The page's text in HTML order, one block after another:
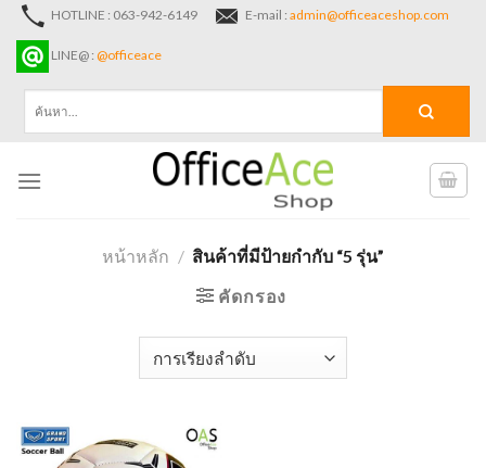
Skip
content
HOTLINE : 063-942-6149 E-mail : admin@officeaceshop.com
LINE@ : @officeace
หน้าหลัก / สินค้าที่มีป้ายกำกับ “5 รุ่น”
คัดกรอง